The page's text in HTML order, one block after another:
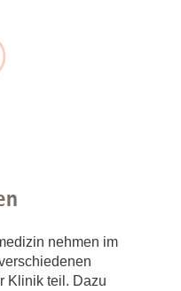
nehmen im
Klinik teil. Dazu